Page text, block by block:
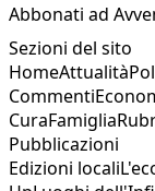
Abbonati ad
Sezioni del sito
HomeAttualità
Commenti
CuraFamiglia
Pubblicazioni
Edizioni locali